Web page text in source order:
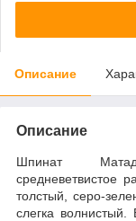
Описание
Описание
Шпинат
средневетвистое
толстый, серо-
слегка волнистый.